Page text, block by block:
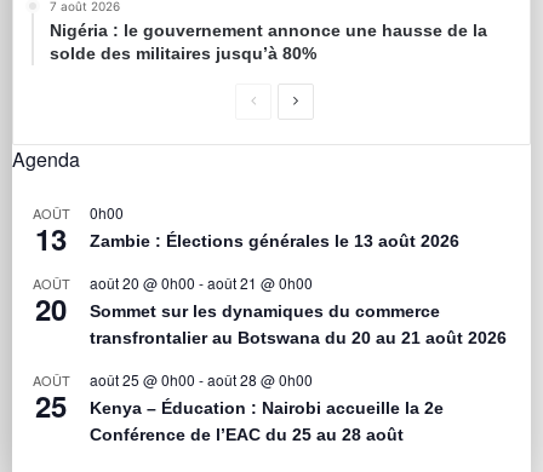
7 août 2026
Nigéria : le gouvernement annonce une hausse de la
solde des militaires jusqu’à 80%
Agenda
AOÛT
13
0h00
Zambie : Élections générales le 13 août 2026
AOÛT
20
août 20 @ 0h00 -août 21 @ 0h00
Sommet sur les dynamiques du commerce
transfrontalier au Botswana du 20 au 21 août 2026
AOÛT
25
août 25 @ 0h00 -août 28 @ 0h00
Kenya – Éducation : Nairobi accueille la 2e
Conférence de l’EAC du 25 au 28 août